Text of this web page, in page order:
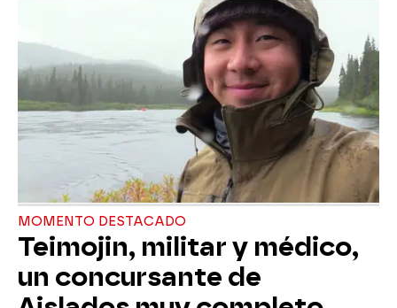
MOMENTO DESTACADO
Teimojin, militar y médico,
un concursante de